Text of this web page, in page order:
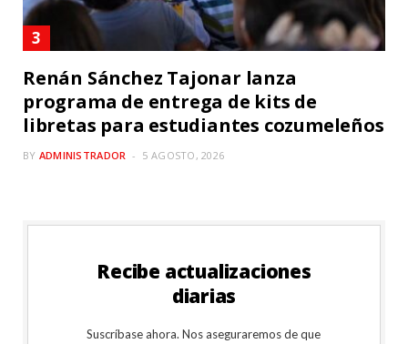
Renán Sánchez Tajonar lanza
programa de entrega de kits de
libretas para estudiantes cozumeleños
BY ADMINISTRADOR 5 AGOSTO, 2026
Recibe actualizaciones
diarias
Suscríbase ahora. Nos aseguraremos de que